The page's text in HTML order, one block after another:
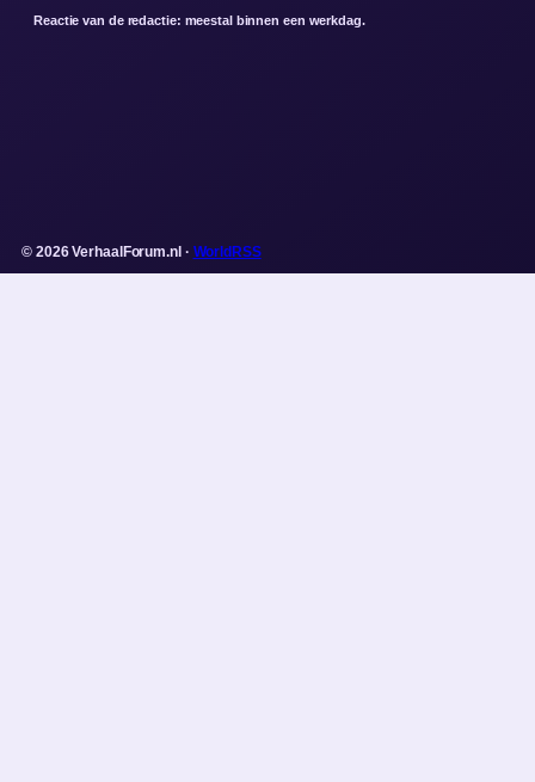
Reactie van de redactie: meestal binnen een werkdag.
© 2026 VerhaalForum.nl · WorldRSS